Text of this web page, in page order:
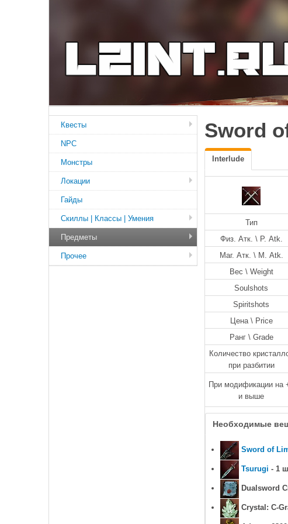
Sword
Interlude
Тип
Физ. Атк. \ P. Atk.
Маг. Атк. \ M. Atk.
Вес \ Weight
Soulshots
Spiritshots
Цена \ Price
Ранг \ Grade
Количество
при разбитии
При модификации на
и выше
Необходимые
Sword of
Tsurugi - 1
Dualsword
Crystal: C-
Квесты
NPC
Монстры
Локации
Гайды
Скиллы | Классы | Умения
Предметы
Прочее